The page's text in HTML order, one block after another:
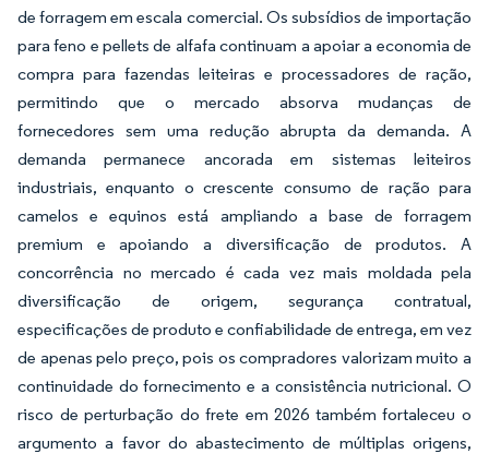
de forragem em escala comercial. Os subsídios de importação
para feno e pellets de alfafa continuam a apoiar a economia de
compra para fazendas leiteiras e processadores de ração,
permitindo que o mercado absorva mudanças de
fornecedores sem uma redução abrupta da demanda. A
demanda permanece ancorada em sistemas leiteiros
industriais, enquanto o crescente consumo de ração para
camelos e equinos está ampliando a base de forragem
premium e apoiando a diversificação de produtos. A
concorrência no mercado é cada vez mais moldada pela
diversificação de origem, segurança contratual,
especificações de produto e confiabilidade de entrega, em vez
de apenas pelo preço, pois os compradores valorizam muito a
continuidade do fornecimento e a consistência nutricional. O
risco de perturbação do frete em 2026 também fortaleceu o
argumento a favor do abastecimento de múltiplas origens,